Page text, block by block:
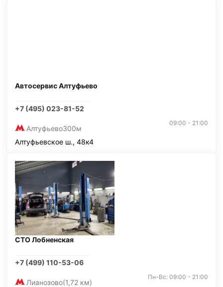
Автосервис Алтуфьево
+7 (495) 023-81-52
Алтуфьево300м
09:00 - 21:00
Алтуфьевское ш., 48к4
СТО Лобненская
+7 (499) 110-53-06
Лианозово(1,72 км)
Пн-Вс: 09:00 - 21:00